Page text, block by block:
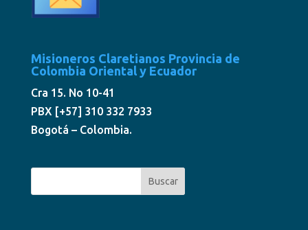
Misioneros Claretianos Provincia de
Colombia Oriental y Ecuador
Cra 15. No 10-41
PBX [+57] 310 332 7933
Bogotá – Colombia.